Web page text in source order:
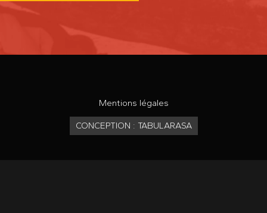
Mentions légales
CONCEPTION : TABULARASA